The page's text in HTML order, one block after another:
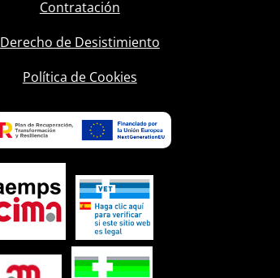
Contratación
Derecho de Desistimiento
Política de Cookies